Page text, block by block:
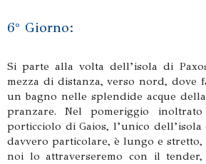
6° Giorno:
Si parte alla volta dell’isola di
mezza di distanza, verso nord, dove
un bagno nelle splendide acque
pranzare. Nel pomeriggio
porticciolo di Gaios, l’unico
davvero particolare, è lungo e stretto,
noi lo attraverseremo con il